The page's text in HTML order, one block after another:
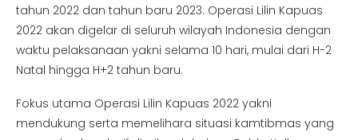
tahun 2022 dan tahun baru 2023. Operasi Lilin Kapuas
2022 akan digelar di seluruh wilayah Indonesia dengan
waktu pelaksanaan yakni selama 10 hari, mulai dari H-2
Natal hingga H+2 tahun baru.
Fokus utama Operasi Lilin Kapuas 2022 yakni
mendukung serta memelihara situasi kamtibmas yang